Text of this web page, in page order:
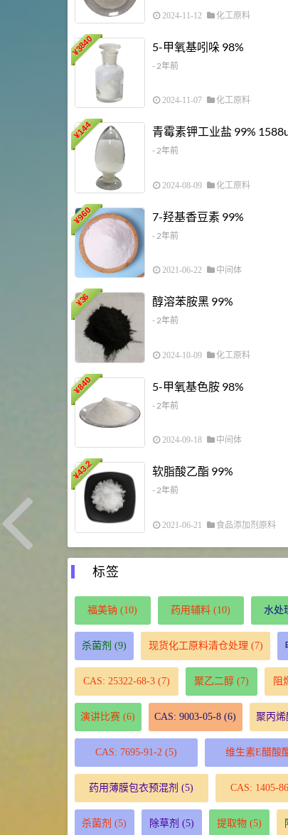
2024-11-12 化工原料
¥
3840 5-甲氧基吲哚 98%
- 2年前
2024-11-07 化工原料
¥
144 青霉素钾工业盐 99%
- 2年前
2024-08-09 化工原料
¥
960 7-羟基香豆素 99%
- 2年前
2021-06-22 中间体
¥
36 醇溶苯胺黑 99%
- 2年前
2024-10-09 化工原料
¥
840 5-甲氧基色胺 98%
- 2年前
2024-09-18 中间体
¥
43.2 软脂酸乙酯 99%
- 2年前
2021-06-21 食品添加剂原料
标签
福美钠 (10) 药用辅料 (10) 水处
杀菌剂 (9) 现货化工原料清仓处理 (7)
CAS: 25322-68-3(7) 聚乙二醇(7) 阻
演讲比赛 (6) CAS: 9003-05-8 (6) 聚丙烯
CAS: 7695-91-2 (5) 维生素E醋酸
药用薄膜包衣预混剂 (5) CAS: 1405-
杀菌剂 (5) 除草剂 (5) 提取物(5)